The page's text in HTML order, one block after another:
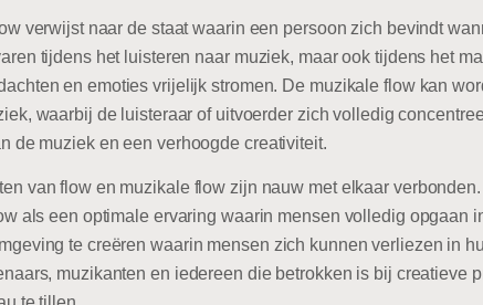
verwijst naar de staat waarin een persoon zich bevindt
tijdens het luisteren naar muziek, maar ook tijdens het
en emoties vrijelijk stromen. De muzikale flow kan
waarbij de luisteraar of uitvoerder zich volledig
de muziek en een verhoogde creativiteit.
van flow en muzikale flow zijn nauw met elkaar
als een optimale ervaring waarin mensen volledig opgaan
te creëren waarin mensen zich kunnen verliezen in
muzikanten en iedereen die betrokken is bij creatieve